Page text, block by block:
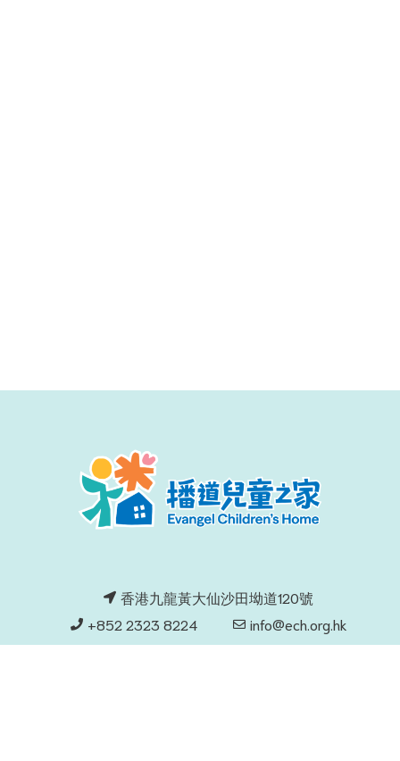
香港九龍黃大仙沙田坳道120號
+852 2323 8224
info@ech.org.hk